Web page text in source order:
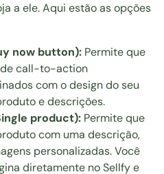
a ele. Aqui estão as opções
now button): Permite que
call-to-action
com o design do seu
e descrições.
product): Permite que
com uma descrição,
personalizadas. Você
diretamente no Sellfy e